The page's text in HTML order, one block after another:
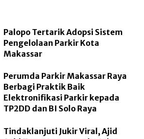
Palopo Tertarik Adopsi Sistem
Pengelolaan Parkir Kota
Makassar
Perumda Parkir Makassar Raya
Berbagi Praktik Baik
Elektronifikasi Parkir kepada
TP2DD dan BI Solo Raya
Tindaklanjuti Jukir Viral, Ajid